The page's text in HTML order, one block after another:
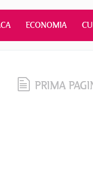
ECONOMIA
PRIMA